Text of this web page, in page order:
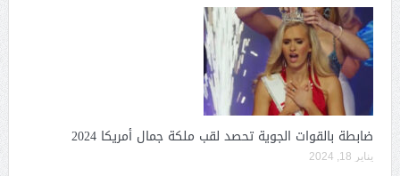
ضابطة بالقوات الجوية تحصد لقب ملكة جمال أمريكا 2024
يناير 18, 2024